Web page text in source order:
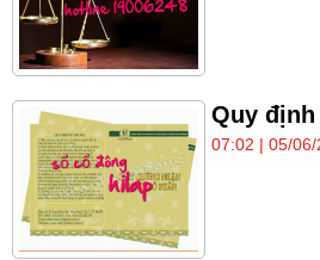
Quy
07:02 | 05/06/